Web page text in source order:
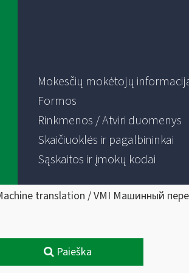
Mokesčių mokėtojų
Formos
Rinkmenos / Atviri duomenys
Skaičiuoklės ir pagalbininkai
Sąskaitos ir įmokų kodai
translation / VMI Машинный
Paieška